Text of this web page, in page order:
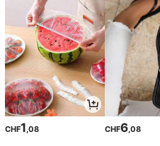
CHF1,08 CHF6,08